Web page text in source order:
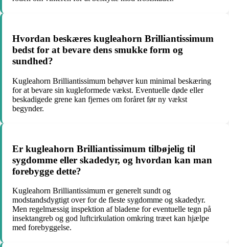
Hvordan beskæres kugleahorn Brilliantissimum
bedst for at bevare dens smukke form og
sundhed?
Kugleahorn Brilliantissimum behøver kun minimal beskæring
for at bevare sin kugleformede vækst. Eventuelle døde eller
beskadigede grene kan fjernes om foråret før ny vækst
begynder.
Er kugleahorn Brilliantissimum tilbøjelig til
sygdomme eller skadedyr, og hvordan kan man
forebygge dette?
Kugleahorn Brilliantissimum er generelt sundt og
modstandsdygtigt over for de fleste sygdomme og skadedyr.
Men regelmæssig inspektion af bladene for eventuelle tegn på
insektangreb og god luftcirkulation omkring træet kan hjælpe
med forebyggelse.